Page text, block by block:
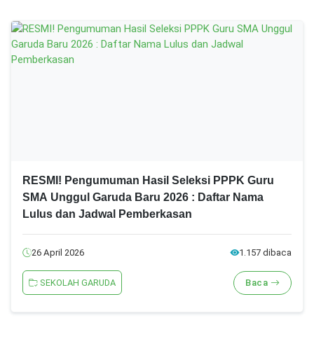
RESMI! Pengumuman Hasil Seleksi PPPK Guru
SMA Unggul Garuda Baru 2026 : Daftar Nama
Lulus dan Jadwal Pemberkasan
26 April 2026 1.157 dibaca
SEKOLAH GARUDA Baca